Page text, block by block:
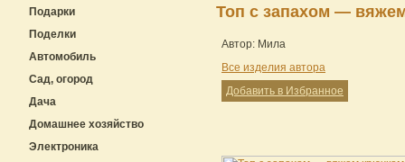
Подарки
Поделки
Автомобиль
Сад, огород
Дача
Домашнее хозяйство
Электроника
Топ с запахом —
Автор: Мила
Все изделия автора
Добавить в Избранное